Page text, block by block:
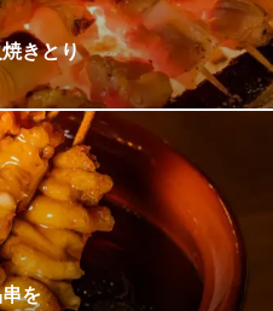
店きとり
焼きの焼き鳥。引き継がれた
き鳥はテイクアウトも行ってお
い♪
を